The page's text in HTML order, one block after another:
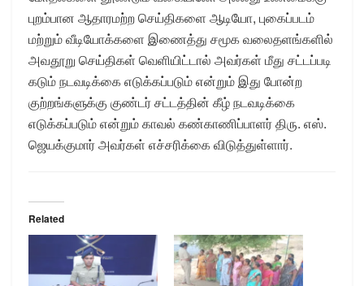
புறம்பான ஆதாரமற்ற செய்திகளை ஆடியோ, புகைப்படம்
மற்றும் வீடியோக்களை இணைத்து சமூக வலைதளங்களில்
அவதூறு செய்திகள் வெளியிட்டால் அவர்கள் மீது சட்டப்படி
கடும் நடவடிக்கை எடுக்கப்படும் என்றும் இது போன்ற
குற்றங்களுக்கு குண்டர் சட்டத்தின் கீழ் நடவடிக்கை
எடுக்கப்படும் என்றும் காவல் கண்காணிப்பாளர் திரு. எஸ்.
ஜெயக்குமார் அவர்கள் எச்சரிக்கை விடுத்துள்ளார்.
Related